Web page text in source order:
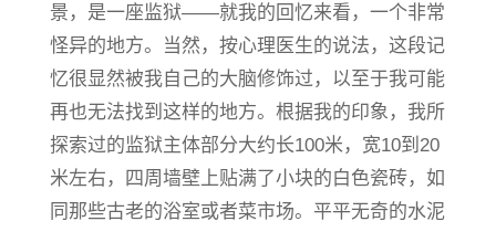
景，是一座监狱——就我的回忆来看，一个非常
怪异的地方。当然，按心理医生的说法，这段记
忆很显然被我自己的大脑修饰过，以至于我可能
再也无法找到这样的地方。根据我的印象，我所
探索过的监狱主体部分大约长100米，宽10到20
米左右，四周墙壁上贴满了小块的白色瓷砖，如
同那些古老的浴室或者菜市场。平平无奇的水泥